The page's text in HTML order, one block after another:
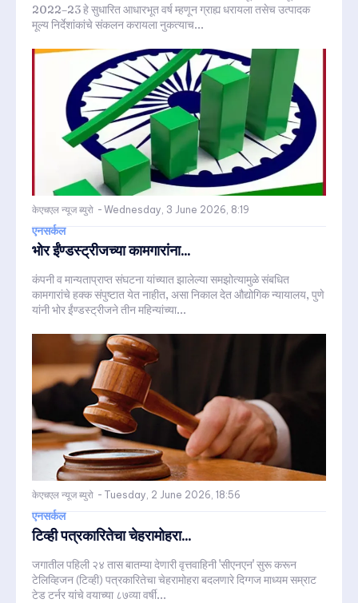
2022–23 हे सुधारित आधारभूत वर्ष म्हणून ग्राह्य धरायला तसेच उत्पादक
मूल्य निर्देशांकांचे संकलन करायला नुकत्याच...
केएचएल न्यूज ब्युरो - Wednesday, 3 June 2026, 8:19
एनसर्कल
भोर ईंण्डस्ट्रीजच्या कामगारांना...
कंपनी व मान्यताप्राप्त संघटना यांच्यात झालेल्या समझोत्यामुळे संबधित
कामगारांचे हक्क संपुष्टात येत नाहीत, असा निकाल देत औद्योगिक न्यायालय, पुणे
यांनी भोर ईंण्डस्ट्रीजने तीन महिन्यांच्या...
केएचएल न्यूज ब्युरो - Tuesday, 2 June 2026, 18:56
एनसर्कल
टिव्ही पत्रकारितेचा चेहरामोहरा...
जगातील पहिली २४ तास बातम्या देणारी वृत्तवाहिनी 'सीएनएन' सुरू करून
टेलिव्हिजन (टिव्ही) पत्रकारितेचा चेहरामोहरा बदलणारे दिग्गज माध्यम सम्राट
टेड टर्नर यांचे वयाच्या ८७व्या वर्षी...